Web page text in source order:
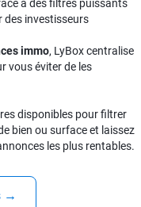
à des filtres puissants
des investisseurs
immo, LyBox centralise
vous éviter de les
disponibles pour filtrer
bien ou surface et laissez
les plus rentables.
→